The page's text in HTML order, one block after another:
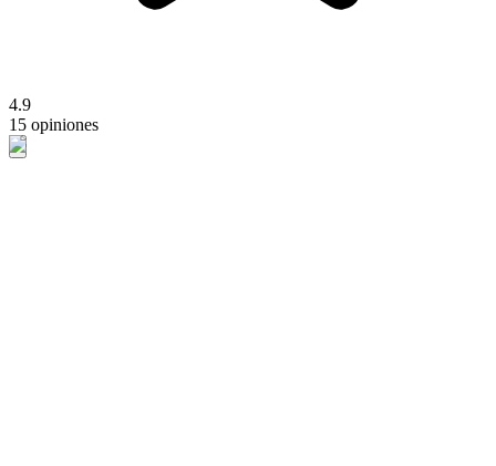
4.9
15 opiniones